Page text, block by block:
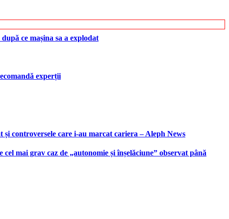
ce mașina sa a explodat
experții
controversele care i-au marcat cariera – Aleph News
mai grav caz de „autonomie și înșelăciune” observat până